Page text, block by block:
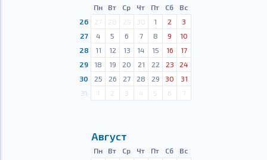
Пн Вт Ср Чт Пт Сб
Вс
26
27 28 29 30 1 2
3
27
4 5 6 7 8 9
10
28
11 12 13 14 15 16
17
29
18 19 20 21 22 23
24
30
25 26 27 28 29 30
31
1 2 3 4 5 6 7
Август
Пн Вт Ср Чт Пт Сб
Вс